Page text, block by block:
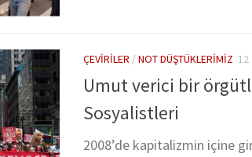
ÇEVIRILER /NOT DÜŞTÜKLERIMIZ 12
Umut verici bir
Sosyalistleri
2008’de kapitalizmin içine